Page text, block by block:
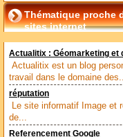
Thématique proche
sites internet
Actualitix : Géomarketing et
Actualitix est un blog
travail dans le domaine
réputation
Le site informatif Image et
de...
Referencement Google